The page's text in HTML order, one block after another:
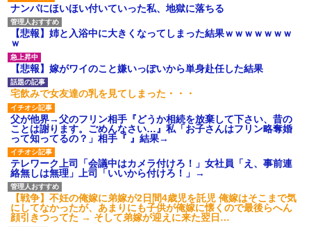
ナンパにほいほい付いていった私、地獄に落ちる
【悲報】姉と入浴中に大きくなってしまった結果ｗｗｗｗｗｗｗ
ｗ
【悲報】嫁がワイのこと嫌いっぽいから単身赴任した結果
宅飲みで女友達の乳を見てしまった・・・
父が他界→父のフリン相手『どうか相続を放棄して下さい、昔の
ことは謝ります。ごめんなさい…』私「お子さんはフリン略奪婚
って知ってるの？」相手『 』結果→
テレワーク上司「会議中はカメラ付けろ！」女社員「え、事前連
絡無しは無理」上司「いいから付けろ！」→
【戦争】不妊の俺嫁に弟嫁が2日間4歳児を託児 俺嫁はそこまで気
にしてなかったが、あまりにも子供が俺嫁に懐くので最後らへん
顔引きつってた → そして弟嫁が迎えに来た翌日…